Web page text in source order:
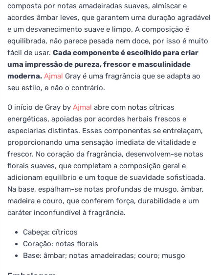
composta por notas amadeiradas suaves, almíscar e
acordes âmbar leves, que garantem uma duração agradável
e um desvanecimento suave e limpo. A composição é
equilibrada, não parece pesada nem doce, por isso é muito
fácil de usar. Cada componente é escolhido para criar
uma impressão de pureza, frescor e masculinidade
moderna. Ajmal Gray é uma fragrância que se adapta ao
seu estilo, e não o contrário.
O início de Gray by Ajmal abre com notas cítricas
energéticas, apoiadas por acordes herbais frescos e
especiarias distintas. Esses componentes se entrelaçam,
proporcionando uma sensação imediata de vitalidade e
frescor. No coração da fragrância, desenvolvem-se notas
florais suaves, que completam a composição geral e
adicionam equilíbrio e um toque de suavidade sofisticada.
Na base, espalham-se notas profundas de musgo, âmbar,
madeira e couro, que conferem força, durabilidade e um
caráter inconfundível à fragrância.
Cabeça: cítricos
Coração: notas florais
Base: âmbar; notas amadeiradas; couro; musgo